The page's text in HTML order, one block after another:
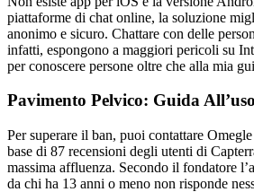
piattaforme di chat online, la soluzione
anonimo e sicuro. Chattare con delle
infatti, espongono a maggiori pericoli su
per conoscere persone oltre che alla mia
Pavimento Pelvico: Guida All’uso
Per superare il ban, puoi contattare
base di 87 recensioni degli utenti di
massima affluenza. Secondo il fondatore
da chi ha 13 anni o meno non risponde